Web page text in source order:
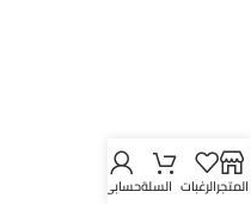
المتجرالرغبات السلةحسابي